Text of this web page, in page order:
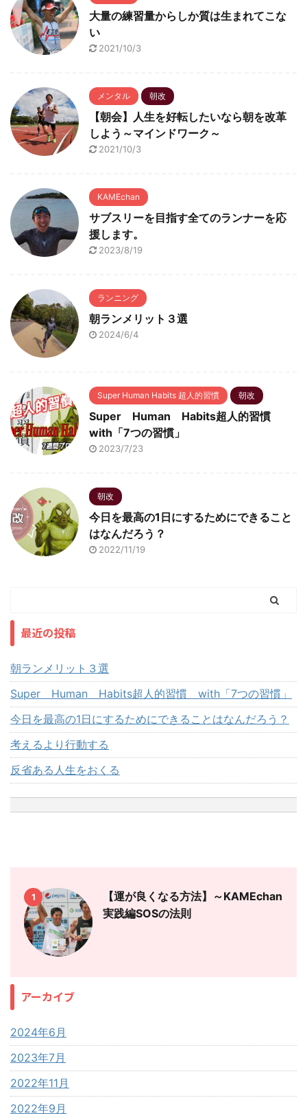
大量の練習量からしか質は生まれてこな
い
2021/10/3
メンタル 朝改
【朝会】人生を好転したいなら朝を改革
しよう～マインドワーク～
2021/10/3
KAMEchan
サブスリーを目指す全てのランナーを応
援します。
2023/8/19
ランニング
朝ランメリット３選
2024/6/4
Super Human Habits 超人的習慣 朝改
Super Human Habits超人的習慣
with「7つの習慣」
2023/7/23
朝改
今日を最高の1日にするためにできること
はなんだろう？
2022/11/19
最近の投稿
朝ランメリット３選
Super Human Habits超人的習慣 with「7つの習慣」
今日を最高の1日にするためにできることはなんだろう？
考えるより行動する
反省ある人生をおくる
1
【運が良くなる方法】～KAMEchan
実践編SOSの法則
アーカイブ
2024年6月
2023年7月
2022年11月
2022年9月